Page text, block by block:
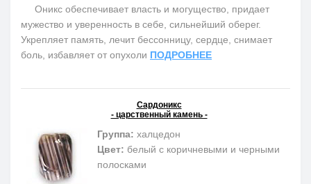
Оникс обеспечивает власть и могущество, придает
мужество и уверенность в себе, сильнейший оберег.
Укрепляет память, лечит бессонницу, сердце, снимает
боль, избавляет от опухоли ПОДРОБНЕЕ
Сардоникс
- царственный камень -
Группа: халцедон
Цвет: белый с коричневыми и черными
полосками